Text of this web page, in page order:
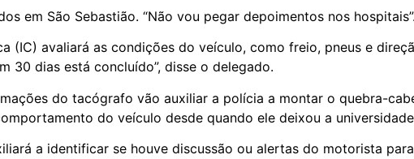
em São Sebastião. “Não vou pegar depoimentos nos hospitais”.
(IC) avaliará as condições do veículo, como freio, pneus e
30 dias está concluído”, disse o delegado.
do tacógrafo vão auxiliar a polícia a montar o quebra-
do veículo desde quando ele deixou a
a identificar se houve discussão ou alertas do motorista